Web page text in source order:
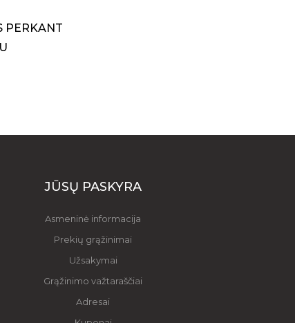
PERKANT
JŪSŲ PASKYRA
Asmeninė informacija
Prekių grąžinimai
Užsakymai
Grąžinimo važtaraščiai
Adresai